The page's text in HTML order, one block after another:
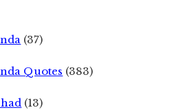
(37)
Quotes (383)
(13)